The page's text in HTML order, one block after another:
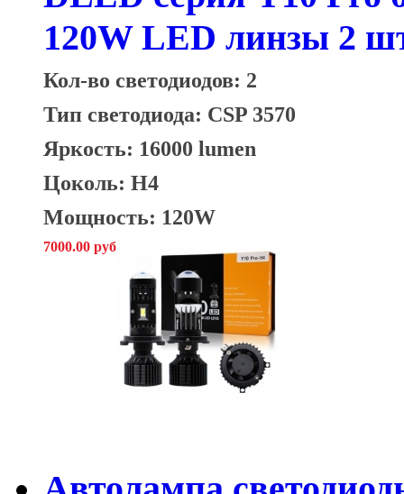
120W LED линзы 2
Кол-во светодиодов: 2
Тип светодиода: CSP 3570
Яркость: 16000 lumen
Цоколь: H4
Мощность: 120W
7000.00 руб